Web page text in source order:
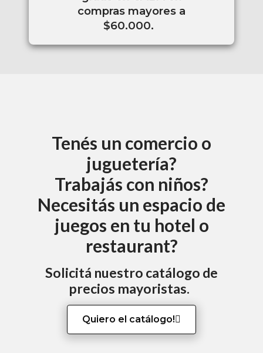
compras mayores a
$60.000.
Tenés un comercio o
juguetería?
Trabajás con niños?
Necesitás un espacio de
juegos en tu hotel o
restaurant?
Solicitá nuestro catálogo de
precios mayoristas.
Quiero el catálogo!